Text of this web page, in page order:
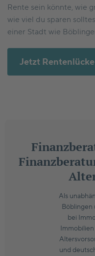
Rente sein könnte, wie
wie viel du sparen
einer Stadt wie
Jetzt
Als
Böblingen
bei
und